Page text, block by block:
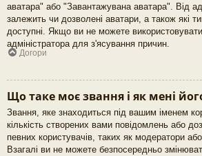
аватара" або "Завантажувана аватара". Від
залежить чи дозволені аватари, а також які
доступні. Якщо ви не можете
адміністратора для з'ясування причин.
Догори
Що таке моє звання і як мені
Звання, яке знаходиться під вашим іменем
кількість створених вами повідомлень або
певних користувачів, таких як модератори
Взагалі ви не можете безпосередньо